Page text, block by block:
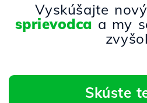
Vyskúšajte nový
sprievodca a my
Skúste